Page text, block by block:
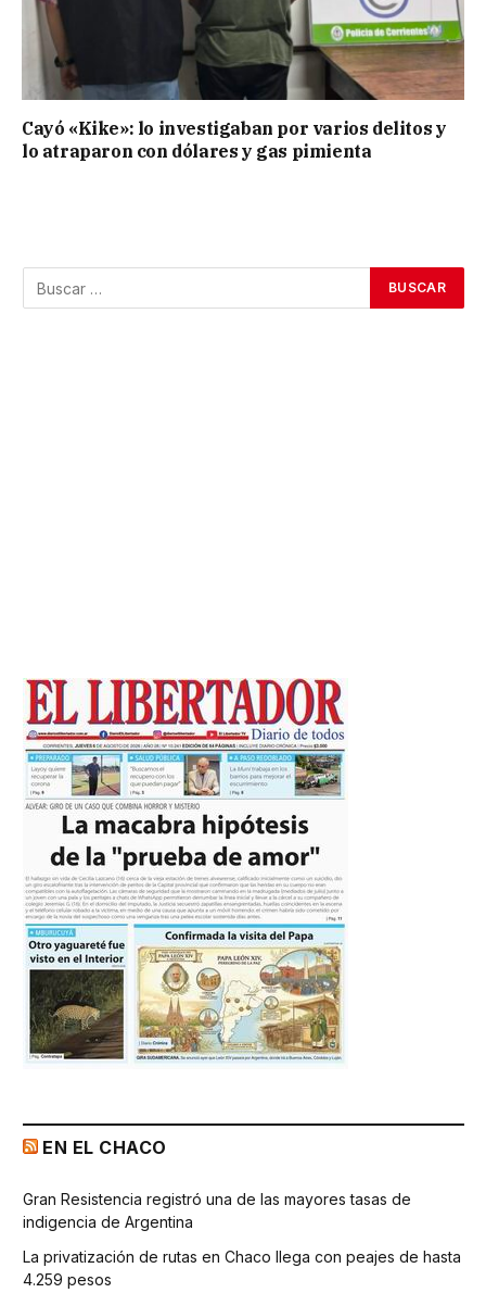
Cayó «Kike»: lo investigaban por varios delitos y
lo atraparon con dólares y gas pimienta
EN EL CHACO
Gran Resistencia registró una de las mayores tasas de
indigencia de Argentina
La privatización de rutas en Chaco llega con peajes de hasta
4.259 pesos